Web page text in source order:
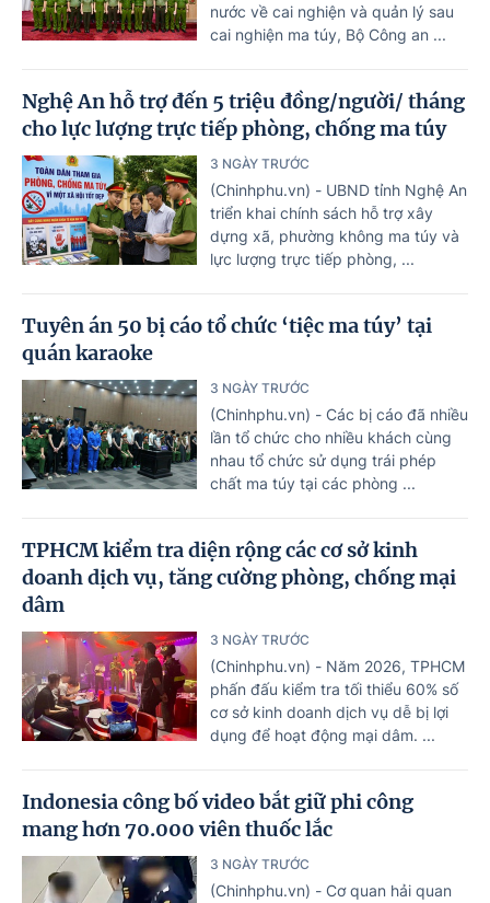
nước về cai nghiện và quản lý sau
cai nghiện ma túy, Bộ Công an ...
Nghệ An hỗ trợ đến 5 triệu đồng/người/ tháng
cho lực lượng trực tiếp phòng, chống ma túy
3 NGÀY TRƯỚC
(Chinhphu.vn) - UBND tỉnh Nghệ An
triển khai chính sách hỗ trợ xây
dựng xã, phường không ma túy và
lực lượng trực tiếp phòng, ...
Tuyên án 50 bị cáo tổ chức ‘tiệc ma túy’ tại
quán karaoke
3 NGÀY TRƯỚC
(Chinhphu.vn) - Các bị cáo đã nhiều
lần tổ chức cho nhiều khách cùng
nhau tổ chức sử dụng trái phép
chất ma túy tại các phòng ...
TPHCM kiểm tra diện rộng các cơ sở kinh
doanh dịch vụ, tăng cường phòng, chống mại
dâm
3 NGÀY TRƯỚC
(Chinhphu.vn) - Năm 2026, TPHCM
phấn đấu kiểm tra tối thiểu 60% số
cơ sở kinh doanh dịch vụ dễ bị lợi
dụng để hoạt động mại dâm. ...
Indonesia công bố video bắt giữ phi công
mang hơn 70.000 viên thuốc lắc
3 NGÀY TRƯỚC
(Chinhphu.vn) - Cơ quan hải quan